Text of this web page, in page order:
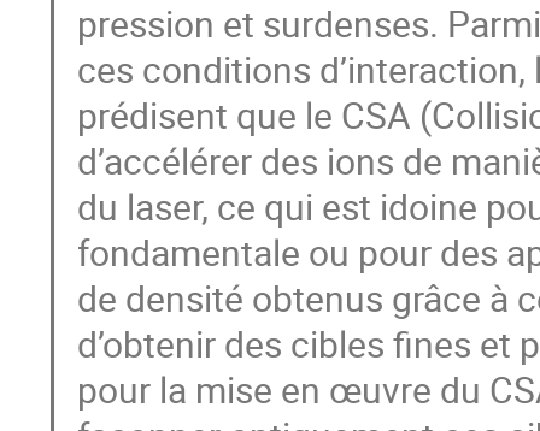
pression et surdenses.
ces conditions
prédisent que le CSA
d’accélérer des ions de
du laser, ce qui est idoine
fondamentale ou pour des
de densité obtenus grâce à
d’obtenir des cibles fines et
pour la mise en œuvre du